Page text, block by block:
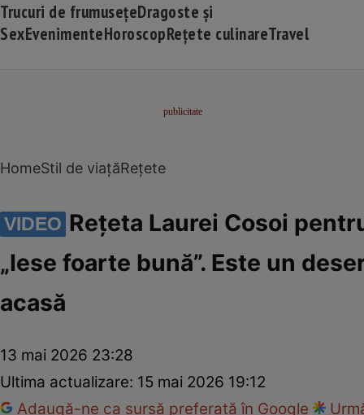
Trucuri de frumusețeDragoste și
SexEvenimenteHoroscopRețete culinareTravel
HomeStil de viațăRețete
VIDEO Rețeta Laurei Cosoi
„Iese foarte bună”. Este un
acasă
13 mai 2026 23:28
Ultima actualizare: 15 mai 2026 19:12
Adaugă-ne ca sursă preferată în Google